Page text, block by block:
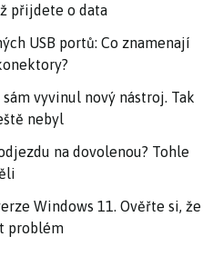
přijdete o data
USB portů: Co znamenají
vyvinul nový nástroj. Tak
nebyl
na dovolenou? Tohle
Windows 11. Ověřte si, že
problém